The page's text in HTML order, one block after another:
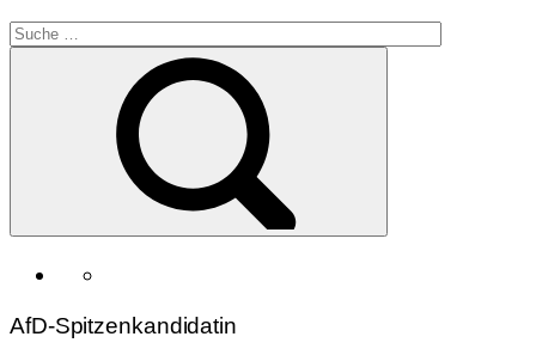
AfD-Spitzenkandidatin